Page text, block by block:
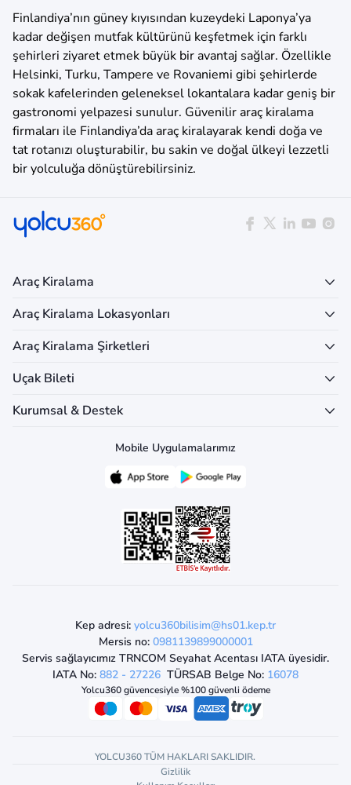
Finlandiya’nın güney kıyısından kuzeydeki Laponya’ya
kadar değişen mutfak kültürünü keşfetmek için farklı
şehirleri ziyaret etmek büyük bir avantaj sağlar. Özellikle
Helsinki, Turku, Tampere ve Rovaniemi gibi şehirlerde
sokak kafelerinden geleneksel lokantalara kadar geniş bir
gastronomi yelpazesi sunulur. Güvenilir araç kiralama
firmaları ile Finlandiya’da araç kiralayarak kendi doğa ve
tat rotanızı oluşturabilir, bu sakin ve doğal ülkeyi lezzetli
bir yolculuğa dönüştürebilirsiniz.
Araç Kiralama
Araç Kiralama Lokasyonları
Araç Kiralama Şirketleri
Uçak Bileti
Kurumsal & Destek
Mobile Uygulamalarımız
Kep adresi: yolcu360bilisim@hs01.kep.tr
Mersis no: 0981139899000001
Servis sağlayıcımız TRNCOM Seyahat Acentası IATA üyesidir.
IATA No: 882 - 27226 TÜRSAB Belge No: 16078
Yolcu360 güvencesiyle %100 güvenli ödeme
YOLCU360 TÜM HAKLARI SAKLIDIR.
Gizlilik